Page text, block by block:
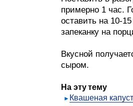
примерно 1 час.
оставить на 10-
запеканку на
Вкусной
сыром.
На эту тему
Квашеная